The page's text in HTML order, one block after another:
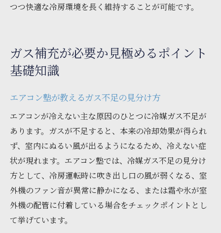
つつ快適な冷房環境を長く維持することが可能です。
ガス補充が必要か見極めるポイント
基礎知識
エアコン塾が教えるガス不足の見分け方
エアコンが冷えない主な原因のひとつに冷媒ガス不足が
あります。ガスが不足すると、本来の冷却効果が得られ
ず、室内にぬるい風が出るようになるため、冷えない症
状が現れます。エアコン塾では、冷媒ガス不足の見分け
方として、冷房運転時に吹き出し口の風が弱くなる、室
外機のファン音が異常に静かになる、または霜や氷が室
外機の配管に付着している場合をチェックポイントとし
て挙げています。